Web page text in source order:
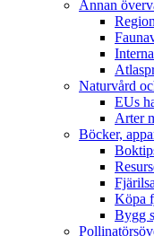
Annan
Naturvård
EUs
Arter
Böcker,
Köpa
Bygg